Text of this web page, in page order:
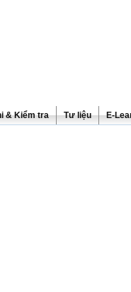
& Kiểm tra Tư liệu E-